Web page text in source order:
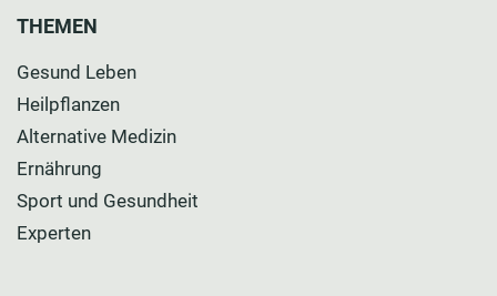
THEMEN
Gesund Leben
Heilpflanzen
Alternative Medizin
Ernährung
Sport und Gesundheit
Experten